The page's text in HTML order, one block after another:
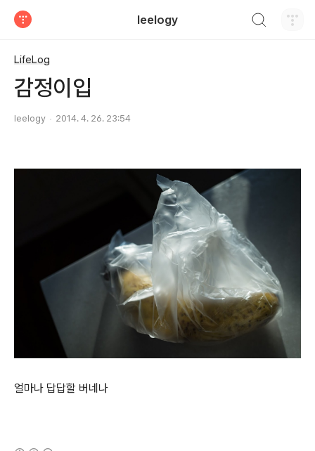
leelogy
LifeLog
감정이입
leelogy 2014. 4. 26. 23:54
얼마나 답답할 버네나